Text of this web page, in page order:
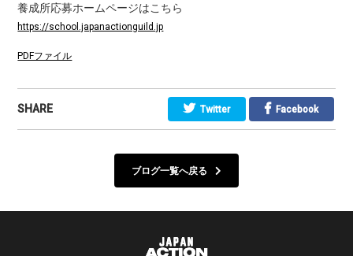
養成所応募ホームページはこちら
https://school.japanactionguild.jp
PDFファイル
SHARE Twitter Facebook
ブログ一覧へ戻る